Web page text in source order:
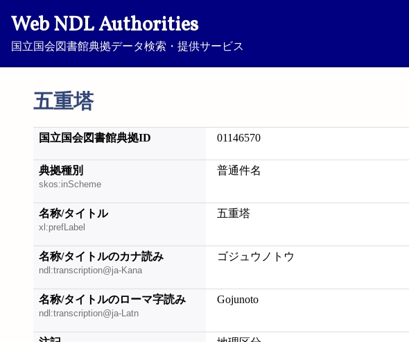
Web NDL Authorities
国立国会図書館典拠データ検索・提供サービス
五重塔
国立国会図書館典拠ID 01146570
典拠種別
skos:inScheme
普通件名
名称/タイトル
xl:prefLabel
五重塔
名称/タイトルのカナ読み
ndl:transcription@ja-Kana
ゴジュウノトウ
名称/タイトルのローマ字読み
ndl:transcription@ja-Latn
Gojunoto